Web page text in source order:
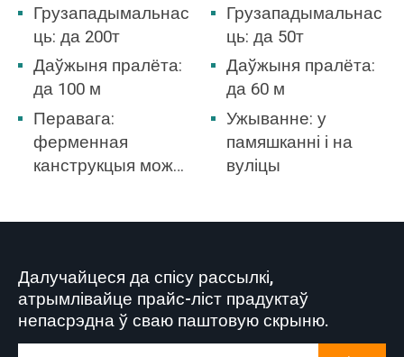
Грузападымальнас
ць: да 200т
Даўжыня пралёта:
да 100 м
Перавага:
ферменная
канструкцыя можа
двара.
Грузападымальнас
ць: да 50т
Даўжыня пралёта:
да 60 м
Ужыванне: у
памяшканні і на
вуліцы
Далучайцеся да спісу рассылкі,
атрымлівайце прайс-ліст прадуктаў
непасрэдна ў сваю паштовую скрыню.